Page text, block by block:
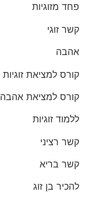
פחד מזוגיות
קשר זוגי
אהבה
קורס למציאת זוגיות
קורס למציאת אהבה
ללמוד זוגיות
קשר רציני
קשר בריא
להכיר בן זוג